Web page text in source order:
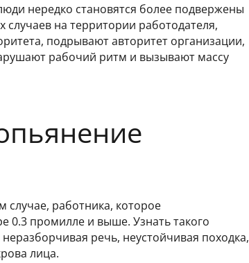
нередко становятся более подвержены
случаев на территории работодателя,
подрывают авторитет организации,
рабочий ритм и вызывают массу
случае, работника, которое
0.3 промилле и выше. Узнать такого
речь, неустойчивая походка,
лица.